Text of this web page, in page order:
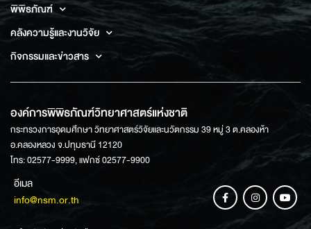
พิพิธภัณฑ์
คลังความรู้และงานวิจัย
กิจกรรมและข่าวสาร
องค์การพิพิธภัณฑ์วิทยาศาสตร์แห่งชาติ
กระทรวงการอุดมศึกษา วิทยาศาสตร์วิจัยและนวัตกรรม 39 หมู่ 3 ต.คลองห้า
อ.คลองหลวง จ.ปทุมธานี 12120
โทร: 02577-9999, แฟกซ์ 02577-9900
อีเมล
info@nsm.or.th